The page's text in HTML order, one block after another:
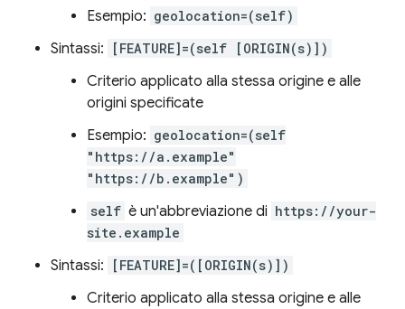
Esempio: geolocation=(self)
Sintassi: [FEATURE]=(self [ORIGIN(s)])
Criterio applicato alla stessa origine e alle
origini specificate
Esempio: geolocation=(self
"https://a.example"
"https://b.example")
self è un'abbreviazione di https://your-
site.example
Sintassi: [FEATURE]=([ORIGIN(s)])
Criterio applicato alla stessa origine e alle